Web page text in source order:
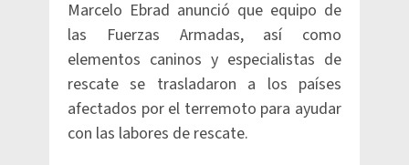
Marcelo Ebrad anunció que equipo de
las Fuerzas Armadas, así como
elementos caninos y especialistas de
rescate se trasladaron a los países
afectados por el terremoto para ayudar
con las labores de rescate.